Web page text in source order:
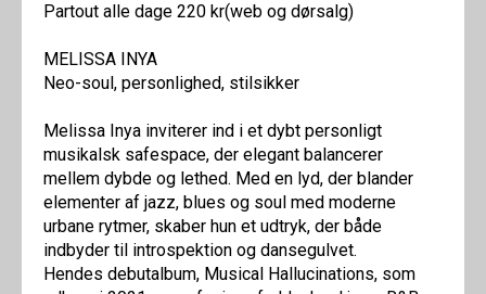
Partout alle dage 220 kr(web og dørsalg)
MELISSA INYA
Neo-soul, personlighed, stilsikker
Melissa Inya inviterer ind i et dybt personligt
musikalsk safespace, der elegant balancerer
mellem dybde og lethed. Med en lyd, der blander
elementer af jazz, blues og soul med moderne
urbane rytmer, skaber hun et udtryk, der både
indbyder til introspektion og dansegulvet.
Hendes debutalbum, Musical Hallucinations, som